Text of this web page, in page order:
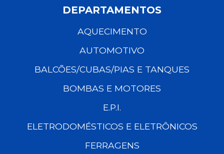
DEPARTAMENTOS
AQUECIMENTO
AUTOMOTIVO
BALCÕES/CUBAS/PIAS E TANQUES
BOMBAS E MOTORES
E.P.I.
ELETRODOMÉSTICOS E ELETRÔNICOS
FERRAGENS